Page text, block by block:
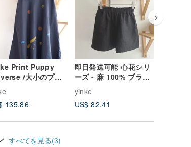
Print Puppy
/大小のプリ
スカート
135.86
即日発送可能 心花シリ
ーズ - 麻 100% ブラッ
ンツ
yinke
US$ 82.41
すべてを見る(3)